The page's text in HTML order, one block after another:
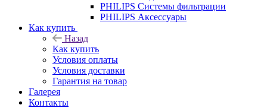
PHILIPS Системы фильтрации
PHILIPS Аксессуары
Как купить
Назад
Как купить
Условия оплаты
Условия доставки
Гарантия на товар
Галерея
Контакты